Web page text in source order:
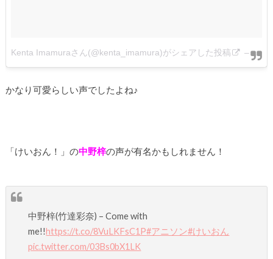
Kenta Imamuraさん(@kenta_imamura)がシェアした投稿 –2018
かなり可愛らしい声でしたよね♪
「けいおん！」の中野梓の声が有名かもしれません！
中野梓(竹達彩奈) – Come with
me!!https://t.co/8VuLKFsC1P#アニソン#けいおん
pic.twitter.com/03Bs0bX1LK